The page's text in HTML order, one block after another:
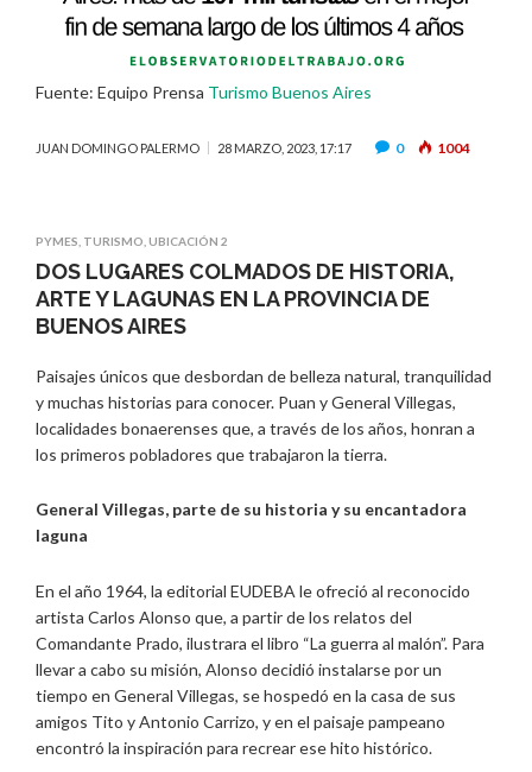
Fuente: Equipo Prensa Turismo Buenos Aires
JUAN DOMINGO PALERMO 28 MARZO, 2023, 17:17 0 1004
PYMES TURISMO UBICACIÓN 2
DOS LUGARES COLMADOS DE HISTORIA,
ARTE Y LAGUNAS EN LA PROVINCIA DE
BUENOS AIRES
Paisajes únicos que desbordan de belleza natural, tranquilidad
y muchas historias para conocer. Puan y General Villegas,
localidades bonaerenses que, a través de los años, honran a
los primeros pobladores que trabajaron la tierra.
General Villegas, parte de su historia y su encantadora
laguna
En el año 1964, la editorial EUDEBA le ofreció al reconocido
artista Carlos Alonso que, a partir de los relatos del
Comandante Prado, ilustrara el libro “La guerra al malón”. Para
llevar a cabo su misión, Alonso decidió instalarse por un
tiempo en General Villegas, se hospedó en la casa de sus
amigos Tito y Antonio Carrizo, y en el paisaje pampeano
encontró la inspiración para recrear ese hito histórico.